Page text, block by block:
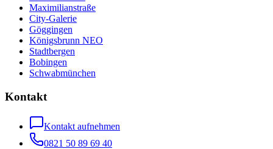
Maximilianstraße
City-Galerie
Göggingen
Königsbrunn NEO
Stadtbergen
Bobingen
Schwabmünchen
Kontakt
Kontakt aufnehmen
0821 50 89 69 40